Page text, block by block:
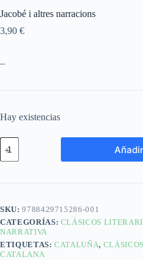
Jacobé i altres narracions
3,90 €
–
Hay existencias
SKU:9788429715286-001
CATEGORÍAS: CLÁSICOS
NARRATIVA
ETIQUETAS:CATALUÑA, CLÁSICOS
CATALANA